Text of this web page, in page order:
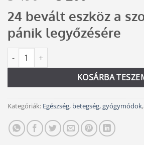
price
was:
3
490 Ft.
is:
3
24 bevált eszköz a
pánik legyőzésére
Kedves szorongás, fogd már be!
KOSÁRBA
Alternative:
Kategóriák: Egészség, betegség, gyógymódok,